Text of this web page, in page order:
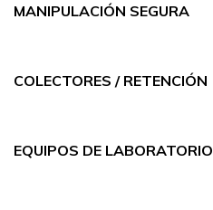
MANIPULACIÓN SEGURA
COLECTORES / RETENCIÓN
EQUIPOS DE LABORATORIO